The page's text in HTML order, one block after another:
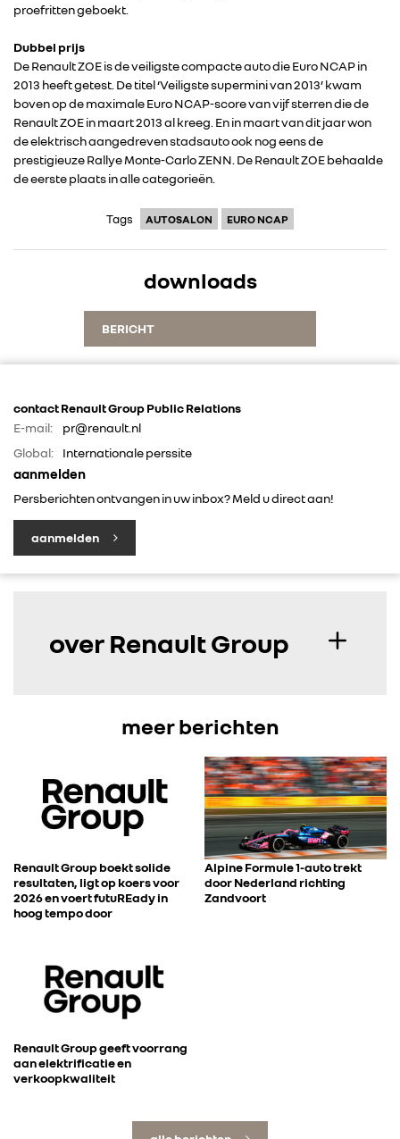
RENAULT GROUP
RENAULT
DACIA
CONTACT
proefritten geboekt.
Dubbel prijs
De Renault ZOE is de veiligste compacte auto die Euro NCAP in
2013 heeft getest. De titel ‘Veiligste supermini van 2013’ kwam
boven op de maximale Euro NCAP-score van vijf sterren die de
Renault ZOE in maart 2013 al kreeg. En in maart van dit jaar won
de elektrisch aangedreven stadsauto ook nog eens de
prestigieuze Rallye Monte-Carlo ZENN. De Renault ZOE behaalde
de eerste plaats in alle categorieën.
Tags AUTOSALON EURO NCAP
downloads
BERICHT
contact Renault Group Public Relations
E-mail:
pr@renault.nl
Global:
Internationale perssite
aanmelden
Persberichten ontvangen in uw inbox? Meld u direct aan!
aanmelden
over Renault Group
meer berichten
Renault Group boekt solide
resultaten, ligt op koers voor
2026 en voert futuREady in
hoog tempo door
Alpine Formule 1-auto trekt
door Nederland richting
Zandvoort
Renault Group geeft voorrang
aan elektrificatie en
verkoopkwaliteit